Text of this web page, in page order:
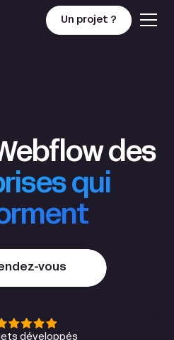
Un projet ?
des
qui
vous
développés